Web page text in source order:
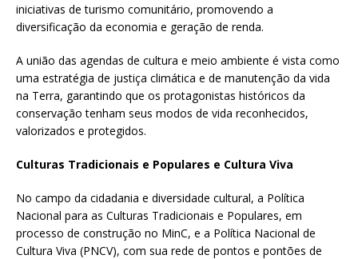
iniciativas de turismo comunitário, promovendo a
diversificação da economia e geração de renda.
A união das agendas de cultura e meio ambiente é vista como
uma estratégia de justiça climática e de manutenção da vida
na Terra, garantindo que os protagonistas históricos da
conservação tenham seus modos de vida reconhecidos,
valorizados e protegidos.
Culturas Tradicionais e Populares e Cultura Viva
No campo da cidadania e diversidade cultural, a Política
Nacional para as Culturas Tradicionais e Populares, em
processo de construção no MinC, e a Política Nacional de
Cultura Viva (PNCV), com sua rede de pontos e pontões de